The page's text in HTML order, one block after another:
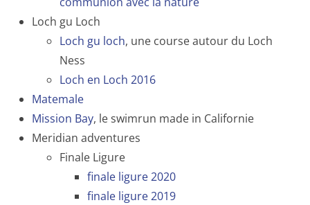
Loch gu Loch
Loch gu loch, une course autour du Loch
Ness
Loch en Loch 2016
Matemale
Mission Bay, le swimrun made in Californie
Meridian adventures
Finale Ligure
finale ligure 2020
finale ligure 2019